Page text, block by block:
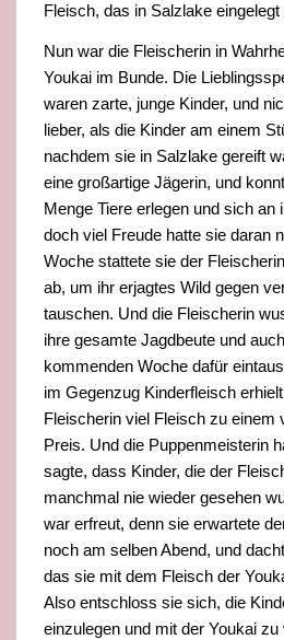
Fleisch, das in Salzlake eingelegt
Nun war die Fleischerin in
Youkai im Bunde. Die
waren zarte, junge Kinder, und
lieber, als die Kinder am einem
nachdem sie in Salzlake gereift
eine großartige Jägerin, und
Menge Tiere erlegen und sich an
doch viel Freude hatte sie daran
Woche stattete sie der
ab, um ihr erjagtes Wild gegen
tauschen. Und die Fleischerin
ihre gesamte Jagdbeute und
kommenden Woche dafür
im Gegenzug Kinderfleisch
Fleischerin viel Fleisch zu einem
Preis. Und die Puppenmeisterin
sagte, dass Kinder, die der
manchmal nie wieder gesehen
war erfreut, denn sie erwartete
noch am selben Abend, und
das sie mit dem Fleisch der
Also entschloss sie sich, die
einzulegen und mit der Youkai